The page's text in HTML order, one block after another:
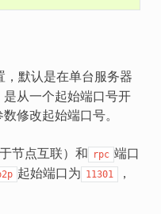
，默认是在单台服务器
是从一个起始端口号开
修改起始端口号。
节点互联）和 rpc 端口
起始端口为 11301 ，